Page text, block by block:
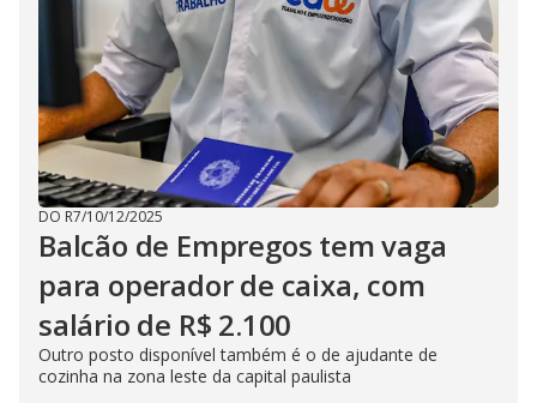
DO R7/10/12/2025
Balcão de Empregos tem vaga
para operador de caixa, com
salário de R$ 2.100
Outro posto disponível também é o de ajudante de
cozinha na zona leste da capital paulista